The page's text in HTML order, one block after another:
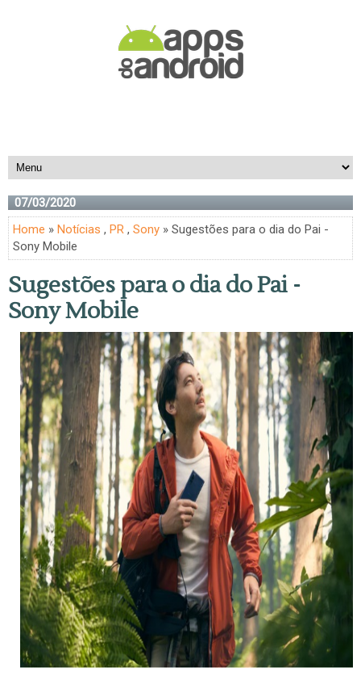
07/03/2020
Home » Notícias , PR , Sony » Sugestões para o dia do Pai -
Sony Mobile
Sugestões para o dia do Pai -
Sony Mobile